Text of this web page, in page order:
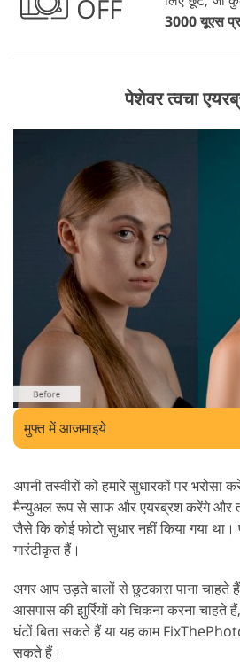
3000 यूएस
पेशेवर त्वचा
मुफ्त में आजमाइये
अपनी तस्वीरों को हमारे सुधारकों पर भरोसा
मैन्युअल रूप से साफ और एयरब्रश करेंगे और
जैसे कि कोई फोटो सुधार नहीं किया गया
गारंटीकृत हैं।
अगर आप उड़ते बालों से छुटकारा पाना
आसपास की झुर्रियों को चिकना करना चाहते
घंटों बिता सकते हैं या यह काम
सकते हैं।